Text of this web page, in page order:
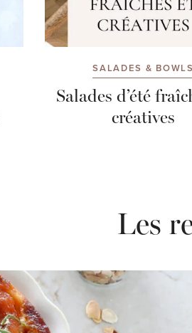
SALADES & BOWLS
Salades d’été
créatives
Les